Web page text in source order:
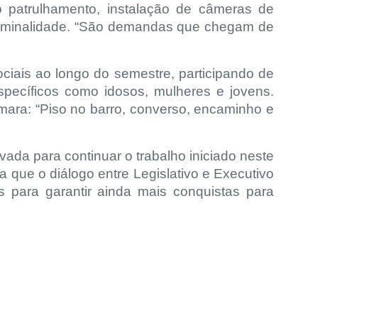
instalação de câmeras de
“São demandas que chegam de
ao longo do semestre, participando de
como idosos, mulheres e jovens.
“Piso no barro, converso, encaminho e
para continuar o trabalho iniciado neste
que o diálogo entre Legislativo e Executivo
para garantir ainda mais conquistas para